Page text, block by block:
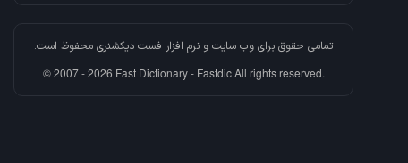
تمامی حقوق برای وب سایت و نرم افزار فست دیکشنریمحفوظ است.
© 2007 - 2026 Fast Dictionary - Fastdic All rights reserved.